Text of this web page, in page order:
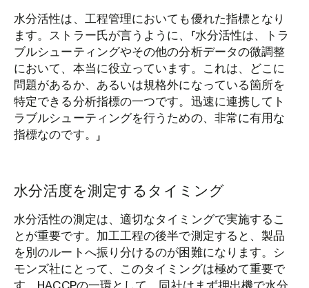
水分活性は、工程管理においても優れた指標となり
ます。ストラー氏が言うように、「水分活性は、トラ
ブルシューティングやその他の分析データの微調整
において、本当に役立っています。これは、どこに
問題があるか、あるいは規格外になっている箇所を
特定できる分析指標の一つです。迅速に連携してト
ラブルシューティングを行うための、非常に有用な
指標なのです。」
水分活度を測定するタイミング
水分活性の測定は、適切なタイミングで実施するこ
とが重要です。加工工程の後半で測定すると、製品
を別のルートへ振り分けるのが困難になります。シ
モンズ社にとって、このタイミングは極めて重要で